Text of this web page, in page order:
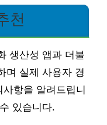
천
생산성 앱과 더불
며 실제 사용자 경
항을 알려드립니
있습니다.